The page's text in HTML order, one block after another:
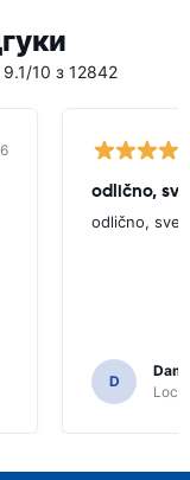
9.1/10 з 12842
odlično,
odlično, sve
D